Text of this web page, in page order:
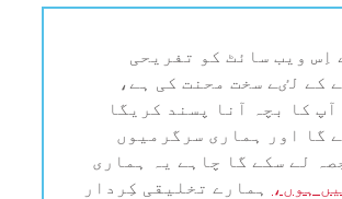
اِس ویب سائٹ کو تفریحی
کے لٸے سخت محنت کی ہے،
آپ کا بچہ آنا پسند کریگا
گا اور ہماری سرگرمیوں
لے سکے گا چاہے یہ ہماری
ہوں،
ہمارے تخلیقی کِردار